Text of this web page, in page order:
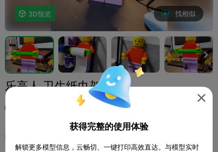
 3D预览 找相似

乐高人 卫生纸巾架
打印配置 (2)

获得完整的使用体验
解锁更多模型信息，云畅切、一键打印高效直达。与模型实时